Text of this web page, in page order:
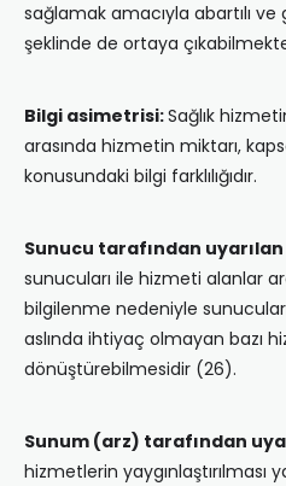
sağlamak amacıyla abartılı
şeklinde de ortaya
Bilgi asimetrisi:Sağlık
arasında hizmetin miktarı,
konusundaki bilgi farklılığıdır.
Sunucu tarafından
sunucuları ile hizmeti alanlar
bilgilenme nedeniyle
aslında ihtiyaç olmayan bazı
dönüştürebilmesidir (26).
Sunum (arz) tarafından
hizmetlerin yaygınlaştırılması